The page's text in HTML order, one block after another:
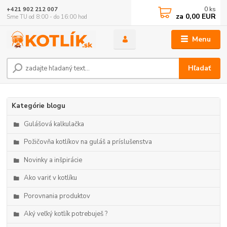
Menu
Hľadať
+421 902 212 007
Sme TU od 8:00 - do 16:00 hod
0 ks
za 0,00 EUR
Kategórie blogu
Gulášová kalkulačka
Požičovňa kotlíkov na guláš a príslušenstva
Novinky a inšpirácie
Ako variť v kotlíku
Porovnania produktov
Aký veľký kotlík potrebuješ ?